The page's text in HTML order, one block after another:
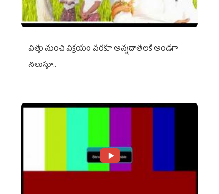
విత్తు నుంచి విక్రయం వరకూ అన్నదాతలకి అండగా
నిలుస్తూ..